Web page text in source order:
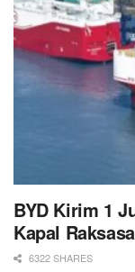
BYD Kirim 1
Kapal
6322 SHARES